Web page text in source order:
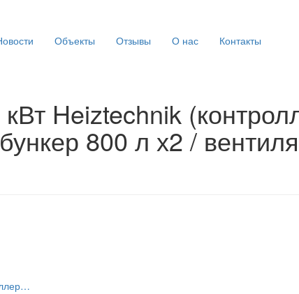
Объекты Отзывы О нас Контакты
Heiztechnik
800 л х2 /